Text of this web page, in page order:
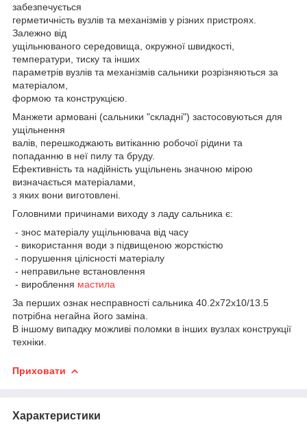
забезпечується
герметичність вузлів та механізмів у різних пристроях.
Залежно від
ущільнюваного середовища, окружної швидкості,
температури, тиску та інших
параметрів вузлів та механізмів сальники розрізняються за
матеріалом,
формою та конструкцією.
Манжети армовані (сальники "складні") застосовуються для
ущільнення
валів, перешкоджають витіканню робочої рідини та
попаданню в неї пилу та бруду.
Ефективність та надійність ущільнень значною мірою
визначається матеріалами,
з яких вони виготовлені.
Головними причинами виходу з ладу сальника є:
- знос матеріалу ущільнювача від часу
- використання води з підвищеною жорсткістю
- порушення цілісності матеріалу
- неправильне встановлення
- вироблення мастила
За перших ознак несправності сальника 40.2х72х10/13.5
потрібна негайна його заміна.
В іншому випадку можливі поломки в інших вузлах конструкції
техніки.
Приховати
Характеристики